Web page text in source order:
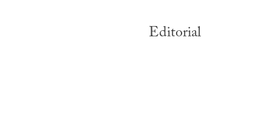
Editorial